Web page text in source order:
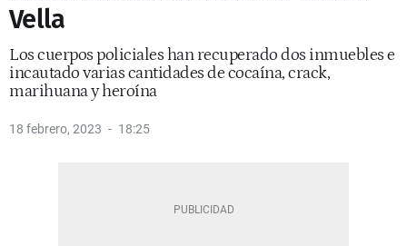
Vella
Los cuerpos policiales han recuperado dos inmuebles e
incautado varias cantidades de cocaína, crack,
marihuana y heroína
18 febrero, 2023 18:25